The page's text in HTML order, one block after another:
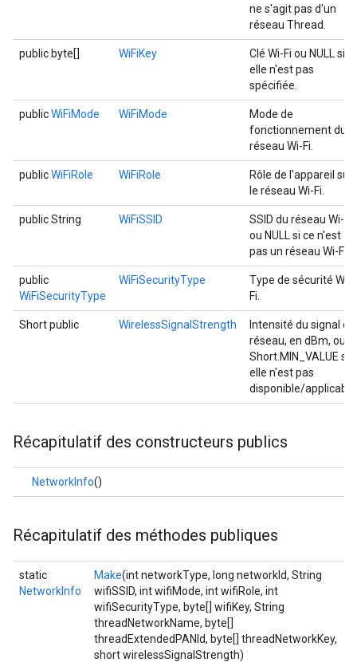
ne s'agit pas d'un
réseau Thread.
public byte[] WiFiKey
Clé Wi-Fi ou NULL si
elle n'est pas
spécifiée.
publicWiFiMode WiFiMode
Mode de
fonctionnement du
réseau Wi-Fi.
publicWiFiRole WiFiRole
Rôle de l'appareil sur
le réseau Wi-Fi.
public String WiFiSSID
SSID du réseau Wi-Fi
ou NULL si ce n'est
pas un réseau Wi-Fi.
public
WiFiSecurityType
WiFiSecurityType
Type de sécurité Wi-
Fi.
Short public WirelessSignalStrength
Intensité du signal du
réseau, en dBm, ou
Short.MIN_VALUE si
elle n'est pas
disponible/
Récapitulatif des constructeurs publics
NetworkInfo()
Récapitulatif des méthodes publiques
static
NetworkInfo
Make(int networkType, long networkId, String
wifiSSID, int wifiMode, int wifiRole, int
wifiSecurityType, byte[] wifiKey, String
threadNetworkName, byte[]
threadExtendedPANId, byte[] threadNetworkKey,
short wirelessSignalStrength)